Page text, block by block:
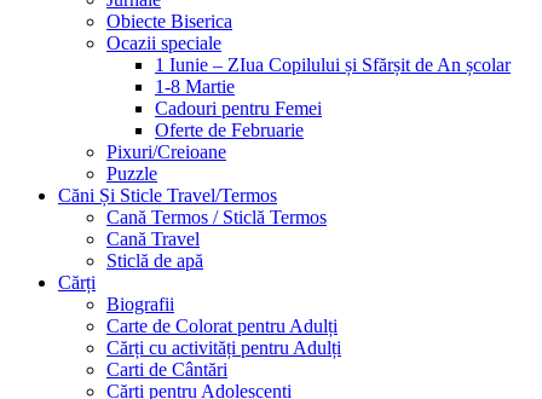
Obiecte Biserica
Ocazii speciale
1 Iunie – ZIua Copilului și Sfărșit de An școlar
1-8 Martie
Cadouri pentru Femei
Oferte de Februarie
Pixuri/Creioane
Puzzle
Căni Și Sticle Travel/Termos
Cană Termos / Sticlă Termos
Cană Travel
Sticlă de apă
Cărți
Biografii
Carte de Colorat pentru Adulți
Cărți cu activități pentru Adulți
Carti de Cântări
Cărți pentru Adolescenți